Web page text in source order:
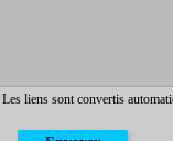
liens sont convertis